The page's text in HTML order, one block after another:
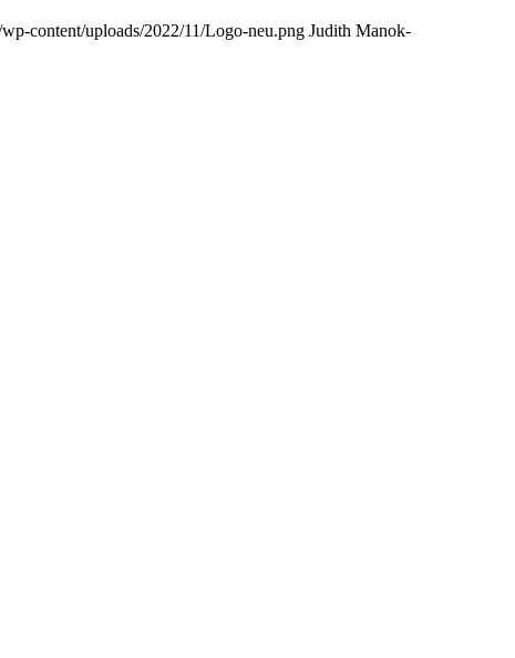
content/uploads/2022/11/Logo-neu.png Judith Manok-